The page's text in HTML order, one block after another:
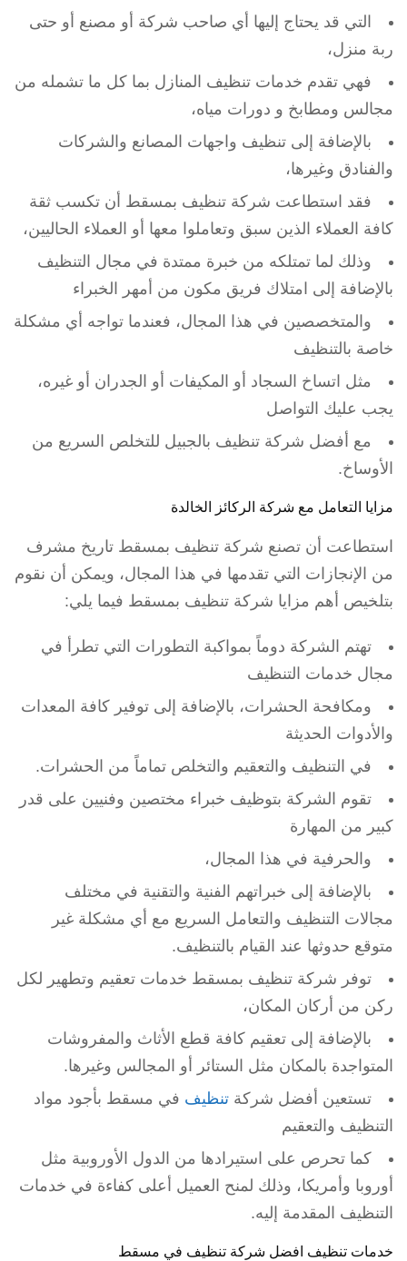
التي قد يحتاج إليها أي صاحب شركة أو مصنع أو حتى
ربة منزل،
فهي تقدم خدمات تنظيف المنازل بما كل ما تشمله من
مجالس ومطابخ و دورات مياه،
بالإضافة إلى تنظيف واجهات المصانع والشركات
والفنادق وغيرها،
فقد استطاعت شركة تنظيف بمسقط أن تكسب ثقة
كافة العملاء الذين سبق وتعاملوا معها أو العملاء الحاليين،
وذلك لما تمتلكه من خبرة ممتدة في مجال التنظيف
بالإضافة إلى امتلاك فريق مكون من أمهر الخبراء
والمتخصصين في هذا المجال، فعندما تواجه أي مشكلة
خاصة بالتنظيف
مثل اتساخ السجاد أو المكيفات أو الجدران أو غيره،
يجب عليك التواصل
مع أفضل شركة تنظيف بالجبيل للتخلص السريع من
الأوساخ.
مزايا التعامل مع شركة الركائز الخالدة
استطاعت أن تصنع شركة تنظيف بمسقط تاريخ مشرف
من الإنجازات التي تقدمها في هذا المجال، ويمكن أن نقوم
بتلخيص أهم مزايا شركة تنظيف بمسقط فيما يلي:
تهتم الشركة دوماً بمواكبة التطورات التي تطرأ في
مجال خدمات التنظيف
ومكافحة الحشرات، بالإضافة إلى توفير كافة المعدات
والأدوات الحديثة
في التنظيف والتعقيم والتخلص تماماً من الحشرات.
تقوم الشركة بتوظيف خبراء مختصين وفنيين على قدر
كبير من المهارة
والحرفية في هذا المجال،
بالإضافة إلى خبراتهم الفنية والتقنية في مختلف
مجالات التنظيف والتعامل السريع مع أي مشكلة غير
متوقع حدوثها عند القيام بالتنظيف.
توفر شركة تنظيف بمسقط خدمات تعقيم وتطهير لكل
ركن من أركان المكان،
بالإضافة إلى تعقيم كافة قطع الأثاث والمفروشات
المتواجدة بالمكان مثل الستائر أو المجالس وغيرها.
تستعين أفضل شركة تنظيف في مسقط بأجود مواد
التنظيف والتعقيم
كما تحرص على استيرادها من الدول الأوروبية مثل
أوروبا وأمريكا، وذلك لمنح العميل أعلى كفاءة في خدمات
التنظيف المقدمة إليه.
خدمات تنظيف افضل شركة تنظيف في مسقط